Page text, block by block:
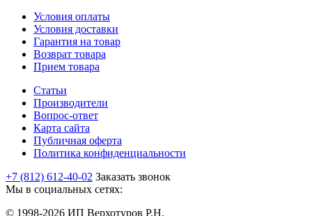
Условия оплаты
Условия доставки
Гарантия на товар
Возврат товара
Прием товара
Статьи
Производители
Вопрос-ответ
Карта сайта
Публичная оферта
Политика конфиденциальности
+7 (812) 612-40-02 Заказать звонок
Мы в социальных сетях:
© 1998-2026 ИП Верхотуров Р.Н.